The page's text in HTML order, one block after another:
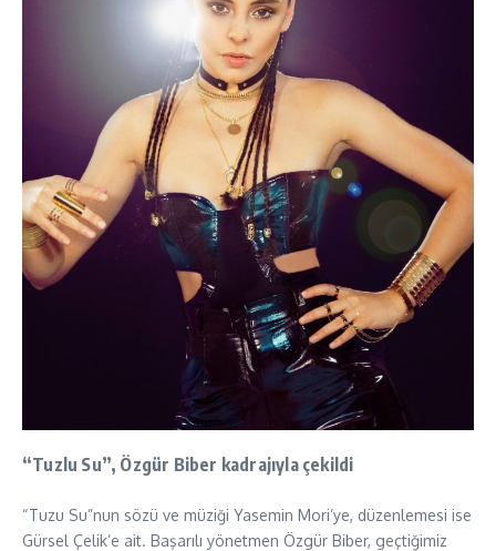
“Tuzlu Su”, Özgür Biber kadrajıyla çekildi
“Tuzu Su”nun sözü ve müziği Yasemin Mori’ye, düzenlemesi ise
Gürsel Çelik’e ait. Başarılı yönetmen Özgür Biber, geçtiğimiz